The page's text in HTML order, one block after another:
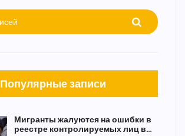
Популярные записи
Мигранты жалуются на ошибки в
реестре контролируемых лиц в